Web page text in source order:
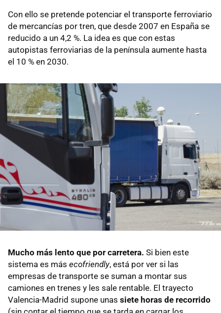
Con ello se pretende potenciar el transporte ferroviario
de mercancías por tren, que desde 2007 en España se
reducido a un 4,2 %. La idea es que con estas
autopistas ferroviarias de la península aumente hasta
el 10 % en 2030.
Mucho más lento que por carretera. Si bien este
sistema es más ecofriendly, está por ver si las
empresas de transporte se suman a montar sus
camiones en trenes y les sale rentable. El trayecto
Valencia-Madrid supone unas siete horas de recorrido